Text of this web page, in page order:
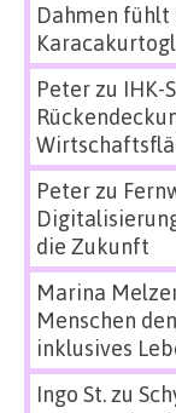
Dahmen fühlt
Peterzu IHK-
Peterzu
die Zukunft
Marina
Menschen
inklusives
Ingo St.zu